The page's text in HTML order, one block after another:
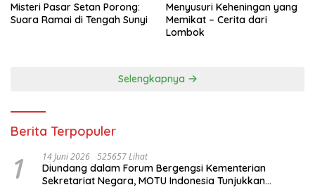
Misteri Pasar Setan Porong:
Suara Ramai di Tengah Sunyi
Menyusuri Keheningan yang
Memikat – Cerita dari
Lombok
Selengkapnya
Berita Terpopuler
1 14 Juni 2026 525657 Lihat
Diundang dalam Forum Bergengsi Kementerian
Sekretariat Negara, MOTU Indonesia Tunjukkan